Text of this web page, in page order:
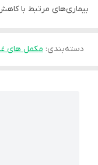
بیماری‌های مرتبط با
دسته‌بندی: مکمل های